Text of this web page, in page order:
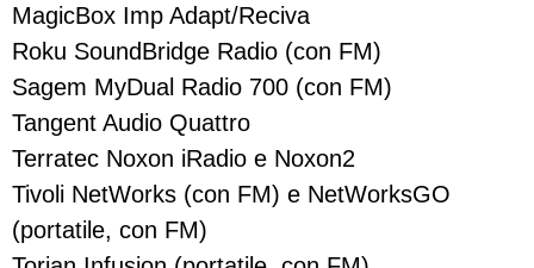
MagicBox Imp Adapt/Reciva
Roku SoundBridge Radio (con FM)
Sagem MyDual Radio 700 (con FM)
Tangent Audio Quattro
Terratec Noxon iRadio e Noxon2
Tivoli NetWorks (con FM) e NetWorksGO
(portatile, con FM)